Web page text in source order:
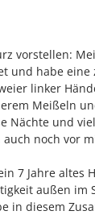
vorstellen:
und habe eine
linker
Meißeln
Nächte und
noch vor
7 Jahre altes
außen im
in diesem